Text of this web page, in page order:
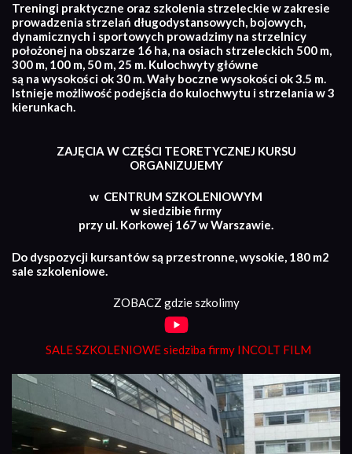
Treningi praktyczne oraz szkolenia strzeleckie w zakresie
prowadzenia strzelań długodystansowych, bojowych,
dynamicznych i sportowych prowadzimy na strzelnicy
położonej na obszarze 16 ha, na osiach strzeleckich 500 m,
300 m, 100 m, 50 m, 25 m. Kulochwyty główne
są na wysokości ok 30 m. Wały boczne wysokości ok 3.5 m.
Istnieje możliwość podejścia do kulochwytu i strzelania w 3
kierunkach.
ZAJĘCIA W CZĘŚCI TEORETYCZNEJ KURSU
ORGANIZUJEMY
w CENTRUM SZKOLENIOWYM
w siedzibie firmy
przy ul. Korkowej 167 w Warszawie.
Do dyspozycji kursantów są przestronne, wysokie, 180 m2
sale szkoleniowe.
ZOBACZ gdzie szkolimy
SALE SZKOLENIOWE siedziba firmy INCOLT FILM